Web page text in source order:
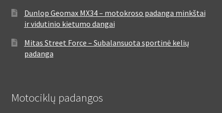
Dunlop Geomax MX34 – motokroso padanga minkštai
ir vidutinio kietumo dangai
Mitas Street Force – Subalansuota sportinė kelių
padanga
Motociklų padangos